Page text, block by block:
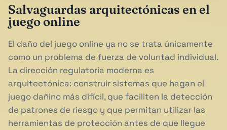
Salvaguardas arquitectónicas en el
juego online
El daño del juego online ya no se trata únicamente
como un problema de fuerza de voluntad individual.
La dirección regulatoria moderna es
arquitectónica: construir sistemas que hagan el
juego dañino más difícil, que faciliten la detección
de patrones de riesgo y que permitan utilizar las
herramientas de protección antes de que llegue